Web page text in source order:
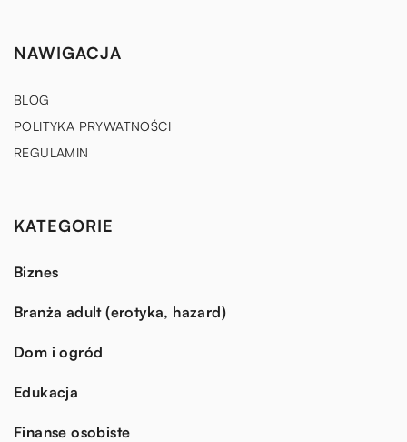
NAWIGACJA
BLOG
POLITYKA PRYWATNOŚCI
REGULAMIN
KATEGORIE
Biznes
Branża adult (erotyka, hazard)
Dom i ogród
Edukacja
Finanse osobiste